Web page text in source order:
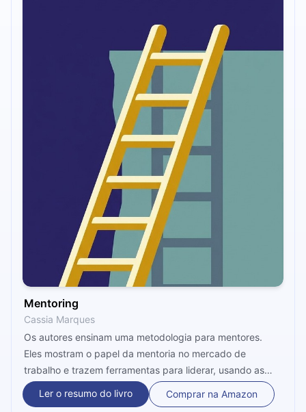
Mentoring
Cassia Marques
Os autores ensinam uma metodologia para mentores.
Eles mostram o papel da mentoria no mercado de
trabalho e trazem ferramentas para liderar, usando as
próprias experiências como base.
Ler o resumo do livro Comprar na Amazon